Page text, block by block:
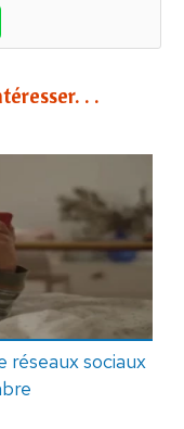
. .
réseaux sociaux